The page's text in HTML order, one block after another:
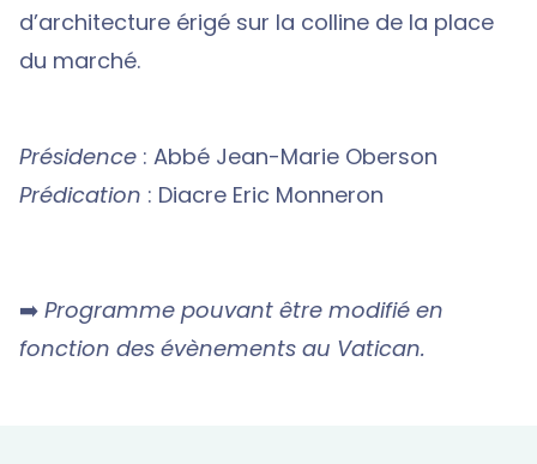
d’architecture érigé sur la colline de la place
du marché.
Présidence : Abbé Jean-Marie Oberson
Prédication : Diacre Eric Monneron
➡️ Programme pouvant être modifié en
fonction des évènements au Vatican.